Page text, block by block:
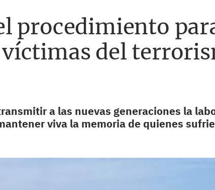
procedimiento
del
a las nuevas generaciones la
viva la memoria de quienes